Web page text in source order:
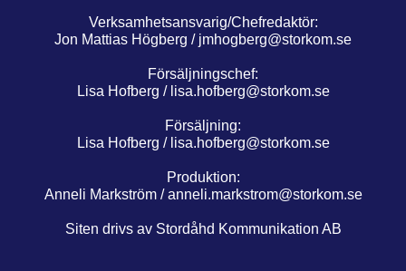
Verksamhetsansvarig/Chefredaktör:
Jon Mattias Högberg / jmhogberg@storkom.se
Försäljningschef:
Lisa Hofberg / lisa.hofberg@storkom.se
Försäljning:
Lisa Hofberg / lisa.hofberg@storkom.se
Produktion:
Anneli Markström /anneli.markstrom@storkom.se
Siten drivs av Stordåhd Kommunikation AB